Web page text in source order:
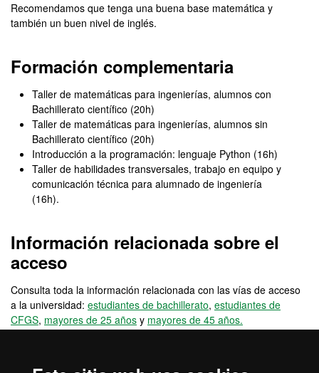
Recomendamos que tenga una buena base matemática y
también un buen nivel de inglés.
Formación complementaria
Taller de matemáticas para ingenierías, alumnos con
Bachillerato científico (20h)
Taller de matemáticas para ingenierías, alumnos sin
Bachillerato científico (20h)
Introducción a la programación: lenguaje Python (16h)
Taller de habilidades transversales, trabajo en equipo y
comunicación técnica para alumnado de ingeniería
(16h).
Información relacionada sobre el
acceso
Consulta toda la información relacionada con las vías de acceso
a la universidad: estudiantes de bachillerato, estudiantes de
CFGS, mayores de 25 años y mayores de 45 años.